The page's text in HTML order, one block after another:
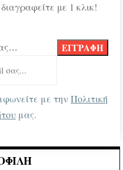
με 1 κλικ!
με τηνΠολιτική
μας.